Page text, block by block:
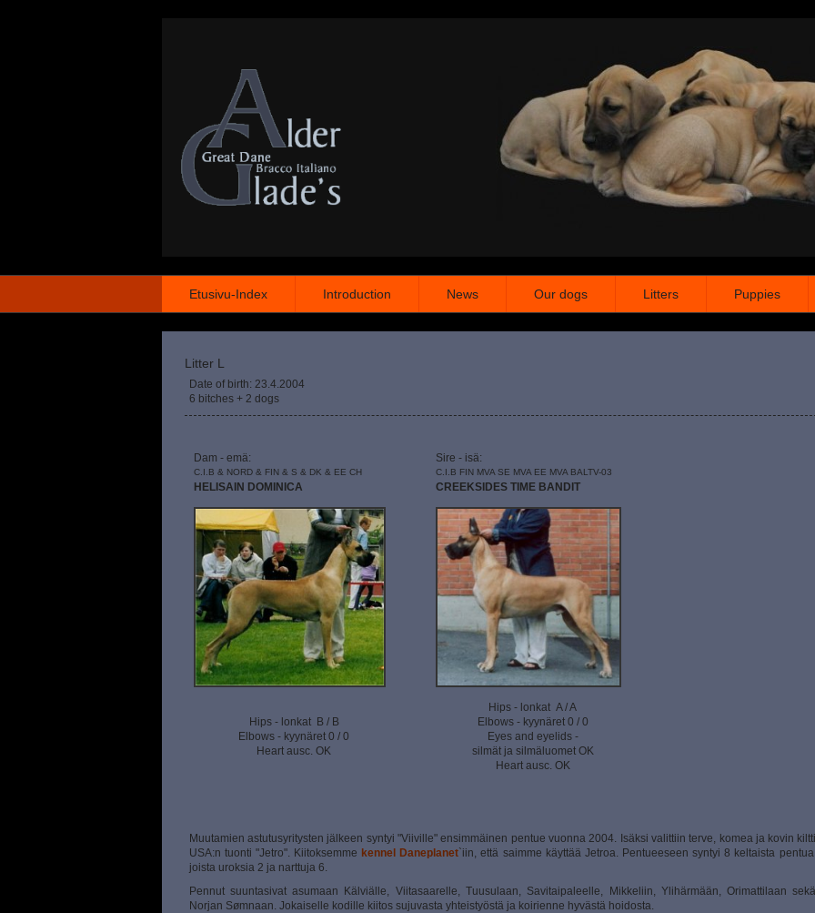
Etusivu-Index Introduction News Our dogs Litters Puppies
Litter L
Date of birth: 23.4.2004
6 bitches + 2 dogs
Dam - emä:
C.I.B & NORD & FIN & S & DK & EE CH
HELISAIN DOMINICA
Sire - isä:
C.I.B FIN MVA SE MVA EE MVA BALTV-03
CREEKSIDES TIME BANDIT
Hips - lonkat B / B
Elbows - kyynäret 0 / 0
Heart ausc. OK
Hips - lonkat A / A
Elbows - kyynäret 0 / 0
Eyes and eyelids -
silmät ja silmäluomet OK
Heart ausc. OK
Muutamien astutusyritysten jälkeen syntyi "Viiville" ensimmäinen pentue vuonna 2004. Isäksi valittiin terve, komea ja kovin kiltti
USA:n tuonti "Jetro". Kiitoksemme kennel Daneplanet`iin, että saimme käyttää Jetroa. Pentueeseen syntyi 8 keltaista pentua,
joista uroksia 2 ja narttuja 6.
Pennut suuntasivat asumaan Kälviälle, Viitasaarelle, Tuusulaan, Savitaipaleelle, Mikkeliin, Ylihärmään, Orimattilaan sekä
Norjan Sømnaan. Jokaiselle kodille kiitos sujuvasta yhteistyöstä ja koirienne hyvästä hoidosta.